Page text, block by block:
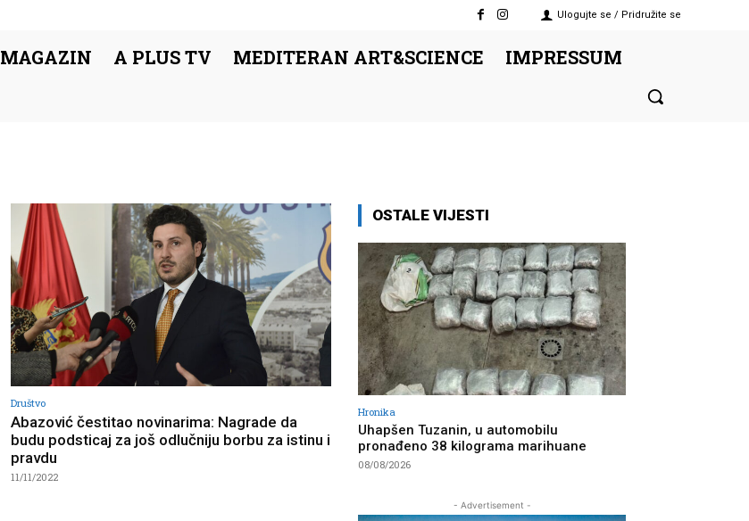
Ulogujte se / Pridružite se
MAGAZIN A PLUS TV MEDITERAN ART&SCIENCE IMPRESSUM
Društvo
Abazović čestitao novinarima: Nagrade da
budu podsticaj za još odlučniju borbu za istinu i
pravdu
11/11/2022
OSTALE VIJESTI
Hronika
Uhapšen Tuzanin, u automobilu
pronađeno 38 kilograma marihuane
08/08/2026
- Advertisement -